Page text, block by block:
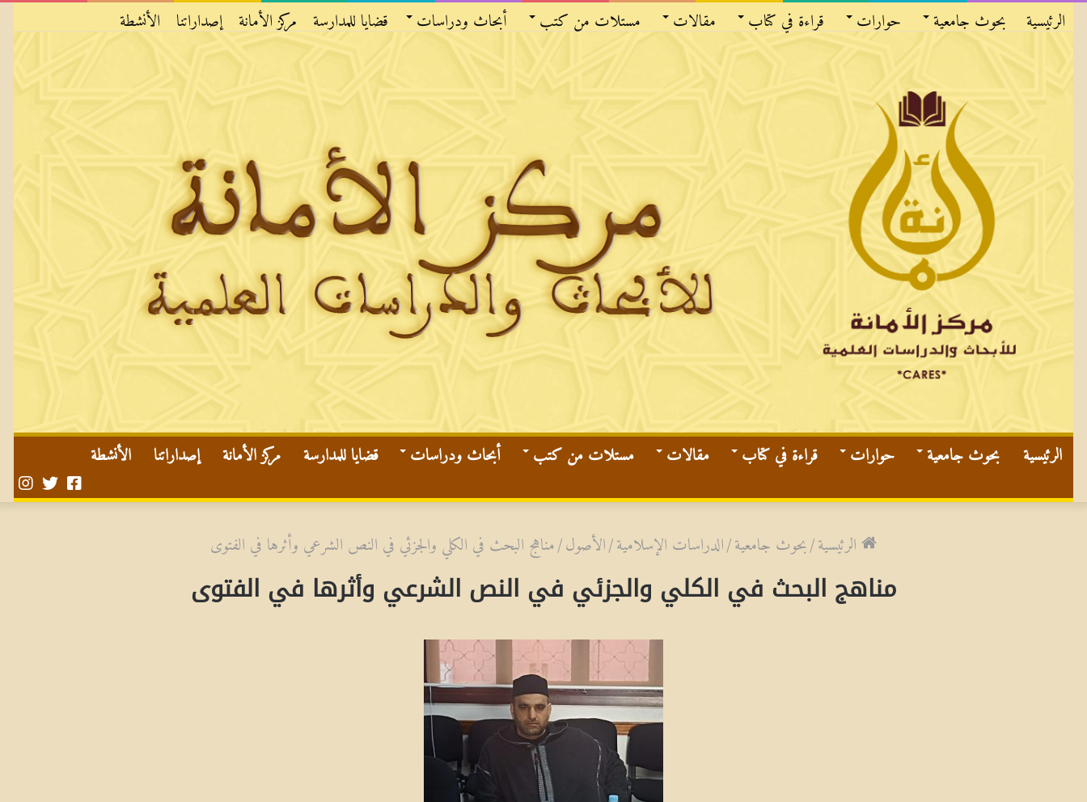
الرئيسية بحوث جامعية حوارات قراءة في كتاب مقالات مستلات من كتب أبحاث ودراسات قضايا للمدارسة مركز الأمانة إصداراتنا الأنشطة
الرئيسية بحوث جامعية حوارات قراءة في كتاب مقالات مستلات من كتب أبحاث ودراسات قضايا للمدارسة مركز الأمانة إصداراتنا الأنشطة
في
حسابنا
على
صفحتنا
على
الرئيسية/بحوث جامعية/الدراسات الإسلامية/الأصول/مناهج البحث في الكلي والجزئي في النص الشرعي وأثرها في الفتوى
مناهج البحث في الكلي والجزئي في النص الشرعي وأثرها في الفتوى